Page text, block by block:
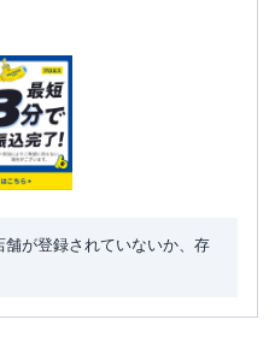
が登録されていないか、存